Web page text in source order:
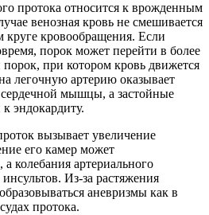
протока относится к врожденным
венозная кровь не смешивается
круге кровообращения. Если
порок может перейти в более
при котором кровь движется
легочную артерию оказывает
мышцы, а застойные
эндокардиту.
вызывает увеличение
его камер может
колебания артериального
Из-за растяжения
аневризмы как в
протока.